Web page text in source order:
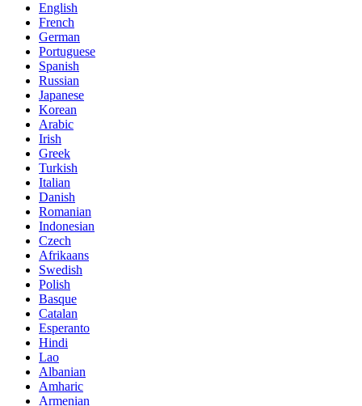
English
French
German
Portuguese
Spanish
Russian
Japanese
Korean
Arabic
Irish
Greek
Turkish
Italian
Danish
Romanian
Indonesian
Czech
Afrikaans
Swedish
Polish
Basque
Catalan
Esperanto
Hindi
Lao
Albanian
Amharic
Armenian